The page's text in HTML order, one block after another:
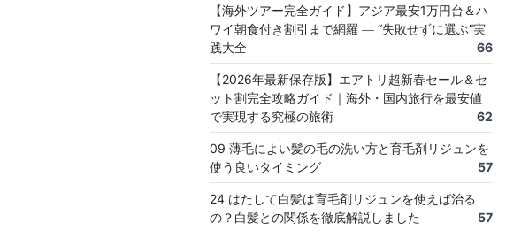
【海外ツアー完全ガイド】アジア最安1万円台＆ハ
ワイ朝食付き割引まで網羅 ― “失敗せずに選ぶ”実
践大全
66
【2026年最新保存版】エアトリ超新春セール＆セ
ット割完全攻略ガイド｜海外・国内旅行を最安値
で実現する究極の旅術
62
09 薄毛によい髪の毛の洗い方と育毛剤リジュンを
使う良いタイミング
57
24 はたして白髪は育毛剤リジュンを使えば治る
の？白髪との関係を徹底解説しました
57